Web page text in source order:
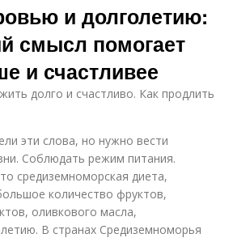
и долголетию:
смысл помогает
и счастливее
долго и счастливо. Как продлить
эти слова, но нужно вести
Соблюдать режим питания.
средиземноморская диета,
количество фруктов,
оливкового масла,
В странах Средиземноморья